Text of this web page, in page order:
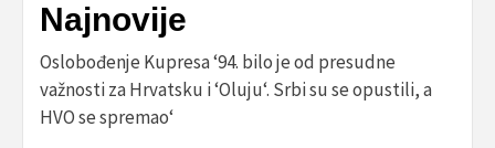
Najnovije
Oslobođenje Kupresa ‘94. bilo je od presudne
važnosti za Hrvatsku i ‘Oluju‘. Srbi su se opustili, a
HVO se spremao‘